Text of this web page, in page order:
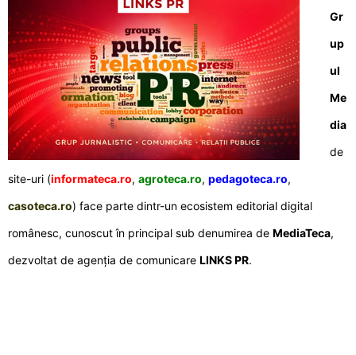
Gr
up
ul
Me
dia
de
site-uri (informateca.ro, agroteca.ro, pedagoteca.ro,
casoteca.ro) face parte dintr-un ecosistem editorial digital
românesc, cunoscut în principal sub denumirea de MediaTeca,
dezvoltat de agenția de comunicare LINKS PR.